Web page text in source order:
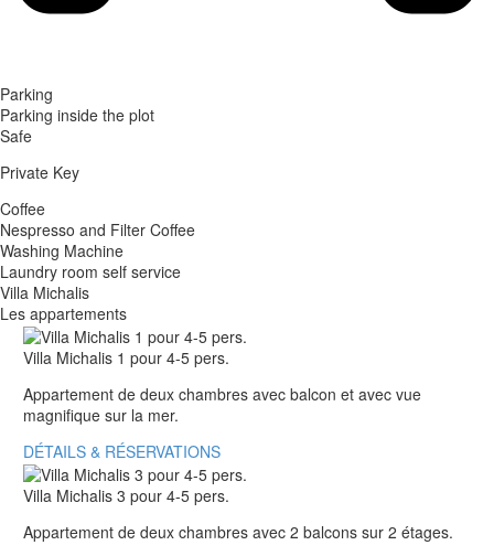
Parking
Parking inside the plot
Safe
Private Key
Coffee
Nespresso and Filter Coffee
Washing Machine
Laundry room self service
Villa Michalis
Les appartements
Villa Michalis 1 pour 4-5 pers.
Appartement de deux chambres avec balcon et avec vue
magnifique sur la mer.
DÉTAILS & RÉSERVATIONS
Villa Michalis 3 pour 4-5 pers.
Appartement de deux chambres avec 2 balcons sur 2 étages.